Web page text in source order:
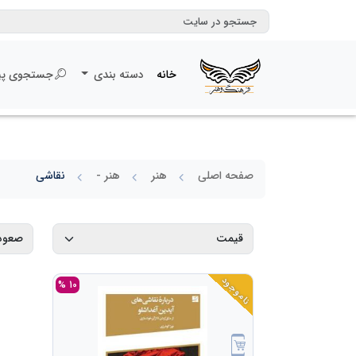
خانه دسته بندی جستجوی
صفحه اصلی هنر هنر - نقاشی
ناموجود 10 %